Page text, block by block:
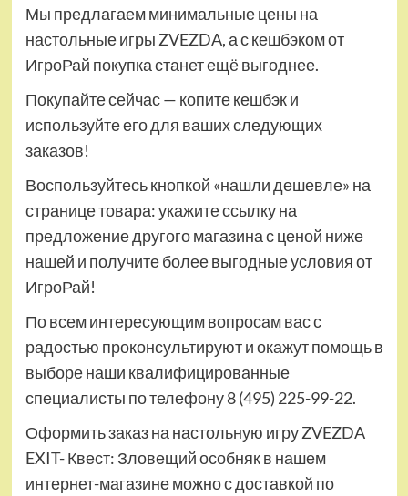
Мы предлагаем минимальные цены на
настольные игры ZVEZDA, а с кешбэком от
ИгроРай покупка станет ещё выгоднее.
Покупайте сейчас — копите кешбэк и
используйте его для ваших следующих
заказов!
Воспользуйтесь кнопкой «нашли дешевле» на
странице товара: укажите ссылку на
предложение другого магазина с ценой ниже
нашей и получите более выгодные условия от
ИгроРай!
По всем интересующим вопросам вас с
радостью проконсультируют и окажут помощь в
выборе наши квалифицированные
специалисты по телефону 8 (495) 225-99-22.
Оформить заказ на настольную игру ZVEZDA
EXIT- Квест: Зловещий особняк в нашем
интернет-магазине можно с доставкой по